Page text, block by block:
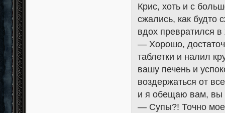
Крис, хоть и с
сжались, как будто
вдох превратился
— Хорошо,
таблетки и налил
вашу печень и
воздержаться от
и я обещаю вам, вы
— Супы?! Точно